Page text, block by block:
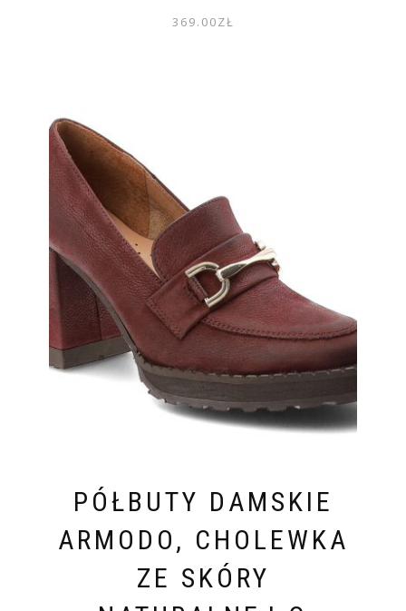
369.00ZŁ
PÓŁBUTY DAMSKIE
ARMODO, CHOLEWKA
ZE SKÓRY